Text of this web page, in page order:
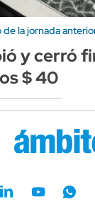
la jornada
y cerró
$ 40